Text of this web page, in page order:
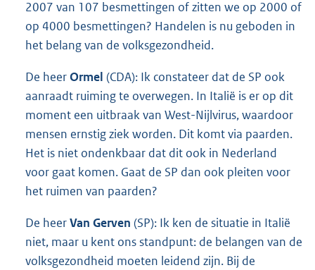
2007 van 107 besmettingen of zitten we op 2000 of
op 4000 besmettingen? Handelen is nu geboden in
het belang van de volksgezondheid.
De heerOrmel (CDA): Ik constateer dat de SP ook
aanraadt ruiming te overwegen. In Italië is er op dit
moment een uitbraak van West-Nijlvirus, waardoor
mensen ernstig ziek worden. Dit komt via paarden.
Het is niet ondenkbaar dat dit ook in Nederland
voor gaat komen. Gaat de SP dan ook pleiten voor
het ruimen van paarden?
De heerVan Gerven (SP): Ik ken de situatie in Italië
niet, maar u kent ons standpunt: de belangen van de
volksgezondheid moeten leidend zijn. Bij de